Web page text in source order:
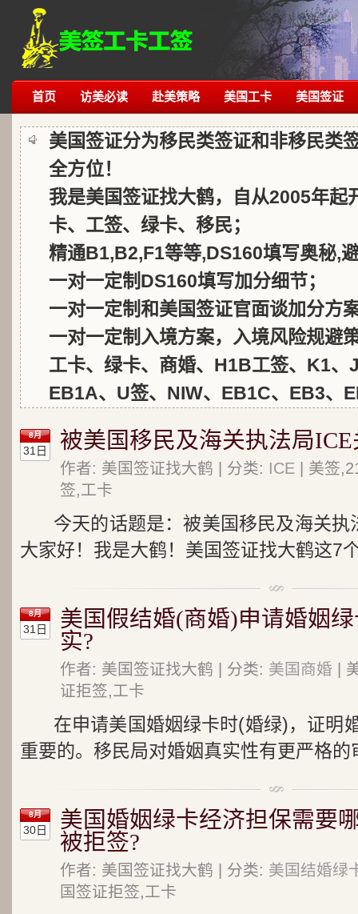
首页 访美必读 赴美策略 美国工卡 美国签证
美国签证分为移民类签证和非移民类
全方位！
我是美国签证找大鹤，自从2005年起
卡、工签、绿卡、移民；
精通B1,B2,F1等等,DS160填写奥秘,
一对一定制DS160填写加分细节；
一对一定制和美国签证官面谈加分方
一对一定制入境方案，入境风险规避
工卡、绿卡、商婚、H1B工签、K1、
EB1A、U签、NIW、EB1C、EB3、
8月
31日 被美国移民及海关执法局
作者: 美国签证找大鹤 | 分类: ICE | 美签
签,工卡
今天的话题是：被美国移民及海关
大家好！我是大鹤！美国签证找大鹤这7
8月
31日
美国假结婚(商婚)申请婚姻
实?
作者: 美国签证找大鹤 | 分类: 美国商婚 |
证拒签,工卡
在申请美国婚姻绿卡时(婚绿)，证明
重要的。移民局对婚姻真实性有更严格的
8月
30日
美国婚姻绿卡经济担保需要
被拒签?
作者: 美国签证找大鹤 | 分类: 美国结婚绿
国签证拒签,工卡